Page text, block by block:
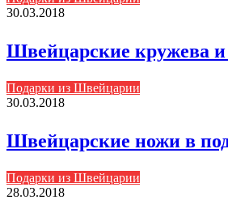
30.03.2018
Швейцарские кружева
Подарки из Швейцарии
30.03.2018
Швейцарские ножи в
Подарки из Швейцарии
28.03.2018